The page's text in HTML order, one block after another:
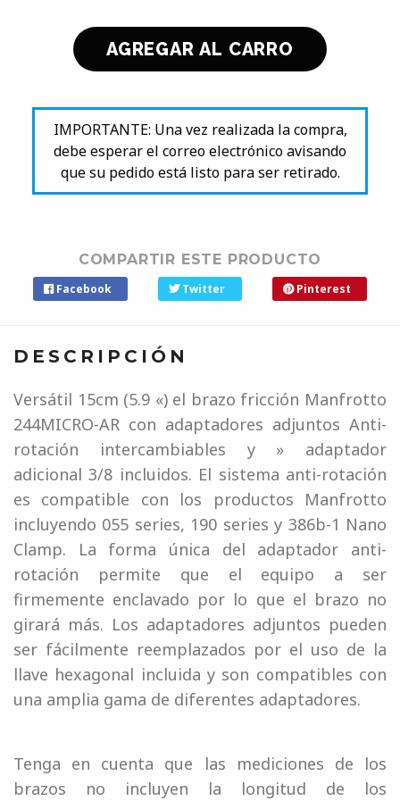
IMPORTANTE: Una vez realizada la compra,
debe esperar el correo electrónico avisando
que su pedido está listo para ser retirado.
COMPARTIR ESTE PRODUCTO
Facebook Twitter Pinterest
DESCRIPCIÓN
Versátil 15cm (5.9 «) el brazo fricción Manfrotto
244MICRO-AR con adaptadores adjuntos Anti-
rotación intercambiables y » adaptador
adicional 3/8 incluidos. El sistema anti-rotación
es compatible con los productos Manfrotto
incluyendo 055 series, 190 series y 386b-1 Nano
Clamp. La forma única del adaptador anti-
rotación permite que el equipo a ser
firmemente enclavado por lo que el brazo no
girará más. Los adaptadores adjuntos pueden
ser fácilmente reemplazados por el uso de la
llave hexagonal incluida y son compatibles con
una amplia gama de diferentes adaptadores.
Tenga en cuenta que las mediciones de los
brazos no incluyen la longitud de los